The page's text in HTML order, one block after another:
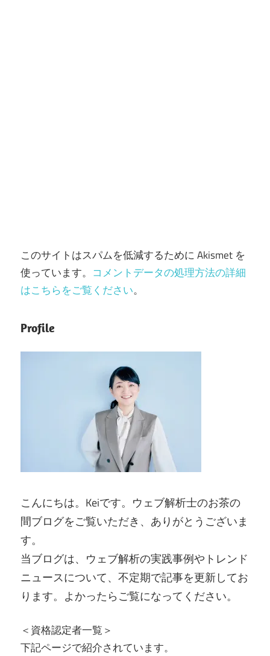
このサイトはスパムを低減するために Akismet を
使っています。 コメントデータの処理方法の詳細
はこちらをご覧ください。
Profile
こんにちは。Keiです。ウェブ解析士のお茶の
間ブログをご覧いただき、ありがとうございま
す。
当ブログは、ウェブ解析の実践事例やトレンド
ニュースについて、不定期で記事を更新してお
ります。よかったらご覧になってください。
＜資格認定者一覧＞
下記ページで紹介されています。